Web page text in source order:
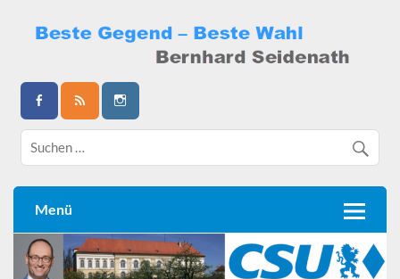
content
Bernhard Seidenath
Menü